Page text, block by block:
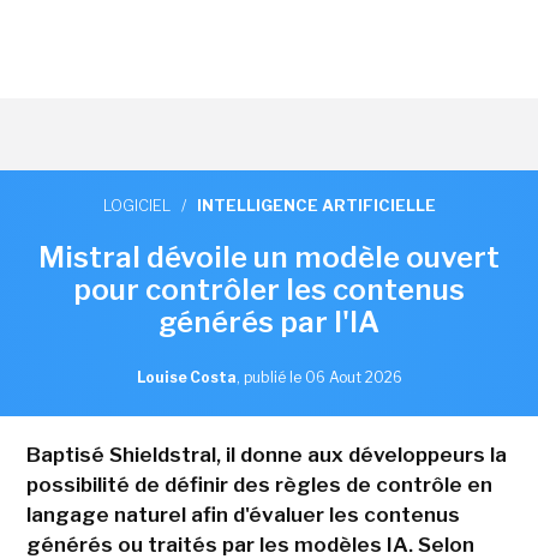
LOGICIEL / INTELLIGENCE ARTIFICIELLE
Mistral dévoile un modèle ouvert
pour contrôler les contenus
générés par l'IA
Louise Costa, publié le 06 Aout 2026
Baptisé Shieldstral, il donne aux développeurs la
possibilité de définir des règles de contrôle en
langage naturel afin d'évaluer les contenus
générés ou traités par les modèles IA. Selon